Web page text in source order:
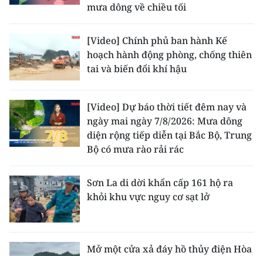
mưa dông về chiều tối
[Video] Chính phủ ban hành Kế
hoạch hành động phòng, chống thiên
tai và biến đổi khí hậu
[Video] Dự báo thời tiết đêm nay và
ngày mai ngày 7/8/2026: Mưa dông
diện rộng tiếp diễn tại Bắc Bộ, Trung
Bộ có mưa rào rải rác
Sơn La di dời khẩn cấp 161 hộ ra
khỏi khu vực nguy cơ sạt lở
Mở một cửa xả đáy hồ thủy điện Hòa